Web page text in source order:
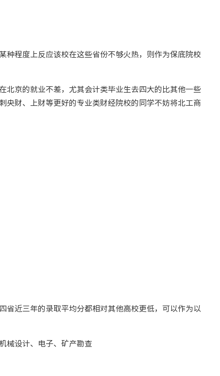
种程度上反应该校在这些省份不够火热，则作为保底院校
北京的就业不差，尤其会计类毕业生去四大的比其他一些
央财、上财等更好的专业类财经院校的同学不妨将北工商
省近三年的录取平均分都相对其他高校更低，可以作为以
械设计、电子、矿产勘查